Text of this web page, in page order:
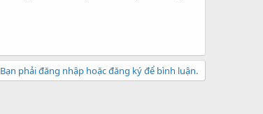
Bạn phải đăng nhập hoặc đăng ký để bình luận.